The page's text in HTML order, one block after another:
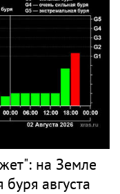
на Земле
августа